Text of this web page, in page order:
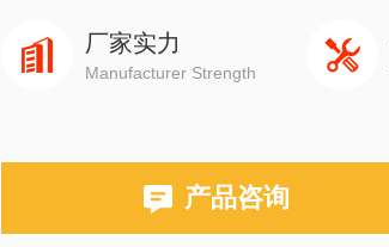
厂家实力
Manufacturer Strength
产品咨询